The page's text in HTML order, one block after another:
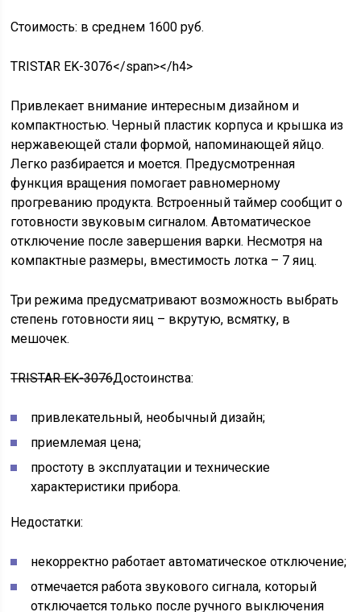
Стоимость: в среднем 1600 руб.
TRISTAR EK-3076</span></h4>
Привлекает внимание интересным дизайном и
компактностью. Черный пластик корпуса и крышка из
нержавеющей стали формой, напоминающей яйцо.
Легко разбирается и моется. Предусмотренная
функция вращения помогает равномерному
прогреванию продукта. Встроенный таймер сообщит о
готовности звуковым сигналом. Автоматическое
отключение после завершения варки. Несмотря на
компактные размеры, вместимость лотка – 7 яиц.
Три режима предусматривают возможность выбрать
степень готовности яиц – вкрутую, всмятку, в
мешочек.
TRISTAR EK-3076Достоинства:
привлекательный, необычный дизайн;
приемлемая цена;
простоту в эксплуатации и технические
характеристики прибора.
Недостатки:
некорректно работает автоматическое отключение;
отмечается работа звукового сигнала, который
отключается только после ручного выключения